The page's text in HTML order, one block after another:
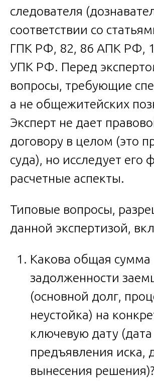
следователя
соответствии со
ГПК РФ, 82, 86 АПК РФ,
УПК РФ. Перед
вопросы, требующие
а не общежитейских
Эксперт не дает
договору в целом (это
суда), но исследует его
расчетные аспекты.
Типовые вопросы,
данной экспертизой,
Какова общая сумма
задолженности
(основной долг,
неустойка) на
ключевую дату (дата
предъявления иска,
вынесения решения)?